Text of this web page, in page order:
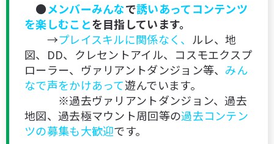
●メンバーみんなで誘いあってコンテンツ
を楽しむことを目指しています。
→プレイスキルに関係なく、 ルレ、地
図、DD、クレセントアイル、コスモエクスプ
ローラー、ヴァリアントダンジョン等、 みん
なで声をかけあって遊んでいます。
※過去ヴァリアントダンジョン、過去
地図、過去極マウント周回等の過去コンテン
ツの募集も大歓迎です。